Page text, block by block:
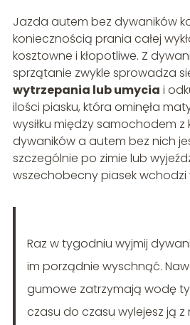
Jazda autem bez dywaników
koniecznością prania całej
kosztowne i kłopotliwe. Z
sprzątanie zwykle sprowadza
wytrzepania lub umycia i
ilości piasku, która ominęła
wysiłku między samochodem
dywaników a autem bez nich
szczególnie po zimie lub
wszechobecny piasek wchodzi
Raz w tygodniu wyjmij
im porządnie wyschnąć.
gumowe zatrzymają wodę
czasu do czasu wylejesz ją z